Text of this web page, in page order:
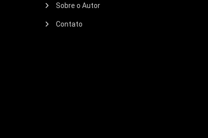
Sobre o Autor
Contato